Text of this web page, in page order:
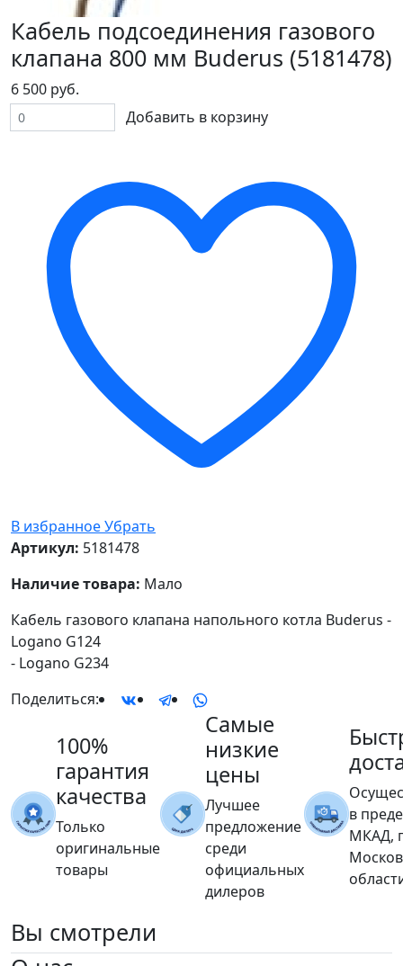
Кабель подсоединения газового
клапана 800 мм Buderus (5181478)
6 500 руб.
Добавить в корзину
В избранноеУбрать
Артикул: 5181478
Наличие товара: Мало
Кабель газового клапана напольного котла Buderus -
Logano G124
- Logano G234
Поделиться:
100%
гарантия
качества
Только
оригинальные
товары
Самые
низкие
цены
Лучшее
предложение
среди
официальных
дилеров
в
МКАД,
Вы смотрели